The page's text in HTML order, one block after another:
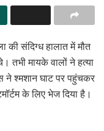
की संदिग्ध हालात में मौत
तभी मायके वालों ने हत्या
ने श्मशान घाट पर पहुंचकर
के लिए भेज दिया है।